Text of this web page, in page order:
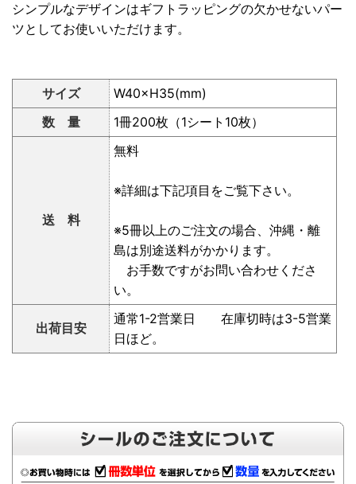
シンプルなデザインはギフトラッピングの欠かせないパー
ツとしてお使いいただけます。
サイズ
W40×H35(mm)
数 量
1冊200枚（1シート10枚）
送 料
無料
※詳細は下記項目をご覧下さい。
※5冊以上のご注文の場合、沖縄・離
島は別途送料がかかります。
お手数ですがお問い合わせくださ
い。
出荷目安
通常1-2営業日 在庫切時は3-5営業
日ほど。